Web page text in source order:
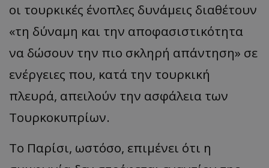
οι τουρκικές ένοπλες δυνάμεις διαθέτουν
«τη δύναμη και την αποφασιστικότητα
να δώσουν την πιο σκληρή απάντηση» σε
ενέργειες που, κατά την τουρκική
πλευρά, απειλούν την ασφάλεια των
Τουρκοκυπρίων.
Το Παρίσι, ωστόσο, επιμένει ότι η